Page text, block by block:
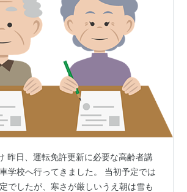
昨日、運転免許更新に必要な高齢者講
学校へ行ってきました。 当初予定では
でしたが、寒さが厳しいうえ朝は雪も